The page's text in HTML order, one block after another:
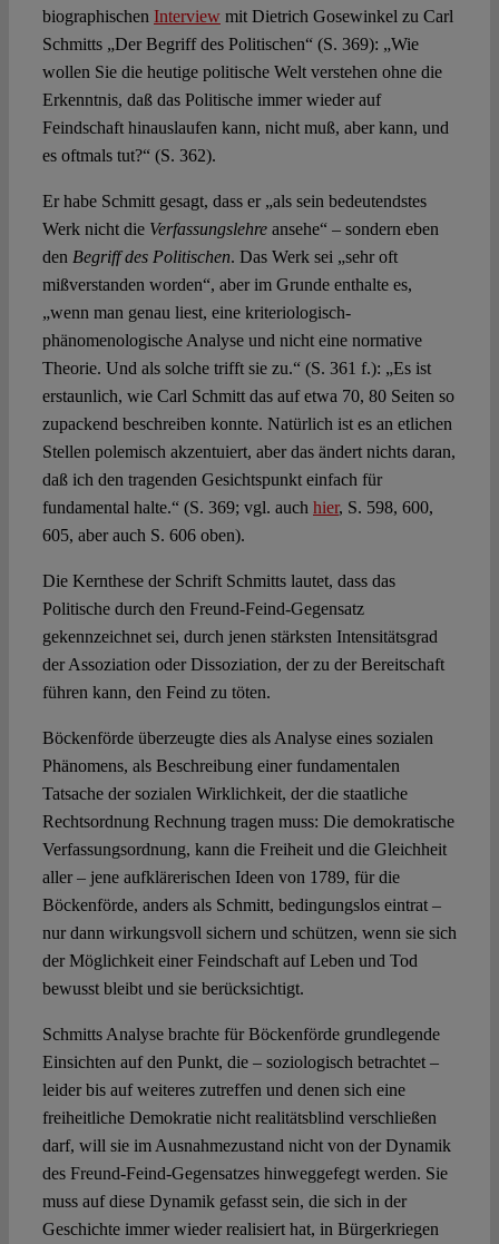
biographischen Interviewmit Dietrich Gosewinkel zu Carl
Schmitts „Der Begriff des Politischen“ (S. 369): „Wie
wollen Sie die heutige politische Welt verstehen ohne die
Erkenntnis, daß das Politische immer wieder auf
Feindschaft hinauslaufen kann, nicht muß, aber kann, und
es oftmals tut?“ (S. 362).
Er habe Schmitt gesagt, dass er „als sein bedeutendstes
Werk nicht die Verfassungslehreansehe“ – sondern eben
den Begriff des Politischen. Das Werk sei „sehr oft
mißverstanden worden“, aber im Grunde enthalte es,
„wenn man genau liest, eine kriteriologisch-
phänomenologische Analyse und nicht eine normative
Theorie. Und als solche trifft sie zu.“ (S. 361 f.): „Es ist
erstaunlich, wie Carl Schmitt das auf etwa 70, 80 Seiten so
zupackend beschreiben konnte. Natürlich ist es an etlichen
Stellen polemisch akzentuiert, aber das ändert nichts daran,
daß ich den tragenden Gesichtspunkt einfach für
fundamental halte.“ (S. 369; vgl. auch hier, S. 598, 600,
605, aber auch S. 606 oben).
Die Kernthese der Schrift Schmitts lautet, dass das
Politische durch den Freund-Feind-Gegensatz
gekennzeichnet sei, durch jenen stärksten Intensitätsgrad
der Assoziation oder Dissoziation, der zu der Bereitschaft
führen kann, den Feind zu töten.
Böckenförde überzeugte dies als Analyse eines sozialen
Phänomens, als Beschreibung einer fundamentalen
Tatsache der sozialen Wirklichkeit, der die staatliche
Rechtsordnung Rechnung tragen muss: Die demokratische
Verfassungsordnung, kann die Freiheit und die Gleichheit
aller – jene aufklärerischen Ideen von 1789, für die
Böckenförde, anders als Schmitt, bedingungslos eintrat –
nur dann wirkungsvoll sichern und schützen, wenn sie sich
der Möglichkeit einer Feindschaft auf Leben und Tod
bewusst bleibt und sie berücksichtigt.
Schmitts Analyse brachte für Böckenförde grundlegende
Einsichten auf den Punkt, die – soziologisch betrachtet –
leider bis auf weiteres zutreffen und denen sich eine
freiheitliche Demokratie nicht realitätsblind verschließen
darf, will sie im Ausnahmezustand nicht von der Dynamik
des Freund-Feind-Gegensatzes hinweggefegt werden. Sie
muss auf diese Dynamik gefasst sein, die sich in der
Geschichte immer wieder realisiert hat, in Bürgerkriegen